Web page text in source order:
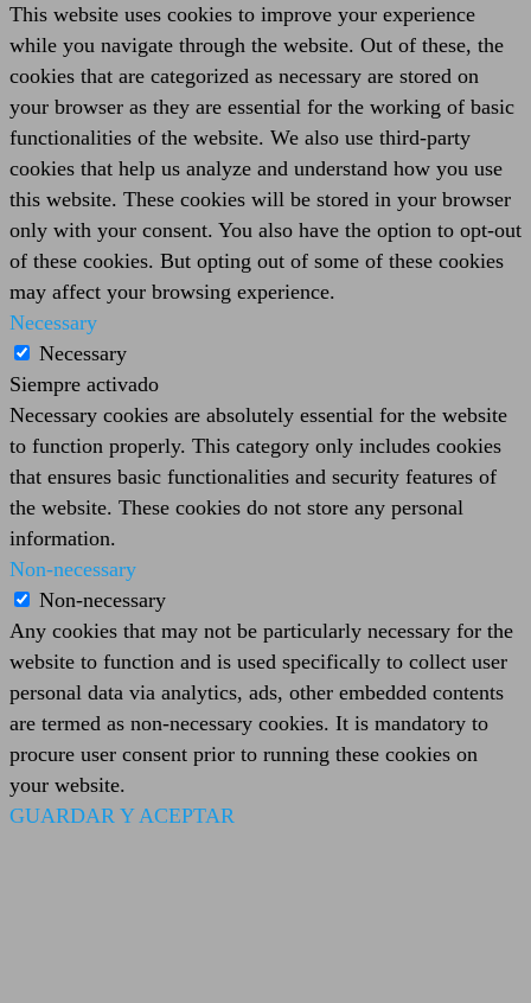
This website uses cookies to improve your experience
while you navigate through the website. Out of these, the
cookies that are categorized as necessary are stored on
your browser as they are essential for the working of basic
functionalities of the website. We also use third-party
cookies that help us analyze and understand how you use
this website. These cookies will be stored in your browser
only with your consent. You also have the option to opt-out
of these cookies. But opting out of some of these cookies
may affect your browsing experience.
Necessary
Necessary
Siempre activado
Necessary cookies are absolutely essential for the website
to function properly. This category only includes cookies
that ensures basic functionalities and security features of
the website. These cookies do not store any personal
information.
Non-necessary
Non-necessary
Any cookies that may not be particularly necessary for the
website to function and is used specifically to collect user
personal data via analytics, ads, other embedded contents
are termed as non-necessary cookies. It is mandatory to
procure user consent prior to running these cookies on
your website.
GUARDAR Y ACEPTAR